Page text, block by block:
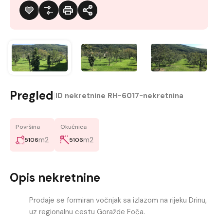
Pregled ID nekretnine RH-6017-nekretnina
Površina
5106m2
Okućnica
5106m2
Opis nekretnine
Prodaje se formiran vočnjak sa izlazom na rijeku Drinu,
uz regionalnu cestu Goražde Foča.